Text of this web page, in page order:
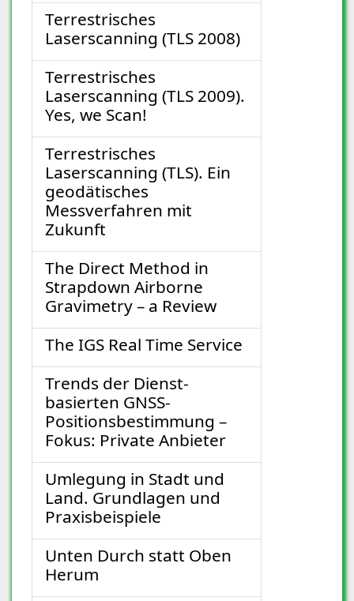
Terrestrisches
Laserscanning (TLS 2008)
Terrestrisches
Laserscanning (TLS 2009).
Yes, we Scan!
Terrestrisches
Laserscanning (TLS). Ein
geodätisches
Messverfahren mit
Zukunft
The Direct Method in
Strapdown Airborne
Gravimetry – a Review
The IGS Real Time Service
Trends der Dienst-
basierten GNSS-
Positionsbestimmung –
Fokus: Private Anbieter
Umlegung in Stadt und
Land. Grundlagen und
Praxisbeispiele
Unten Durch statt Oben
Herum